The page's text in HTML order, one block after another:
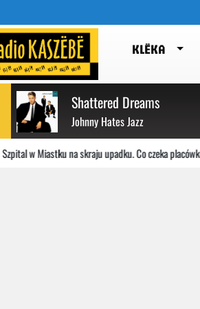
KLËKA
Shattered Dreams
Johnny Hates Jazz
Szpital w Miastku na skraju upadku. Co czeka placówkę?